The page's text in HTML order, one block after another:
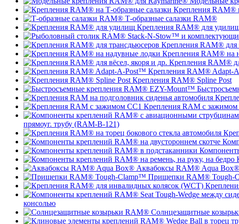
Крепления RAM®
Т-образные салазки RAM®
Крепления RAM® для
Крепления RAM® для
Крепления RAM® на
Крепления RAM®
Крепления RAM® Adapt-
Крепления RAM® Spline Post
Крепления RAM с
прямоуг. трубу (RAM-B-121)
Аквабоксы RAM® Aqua Box®
Прищепки RAM® Tough-
консолью
Солнцезащитные